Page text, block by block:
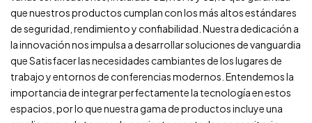
que nuestros productos cumplan con los más altos estándares
de seguridad, rendimiento y confiabilidad. Nuestra dedicación a
la innovación nos impulsa a desarrollar soluciones de vanguardia
que Satisfacer las necesidades cambiantes de los lugares de
trabajo y entornos de conferencias modernos. Entendemos la
importancia de integrar perfectamente la tecnología en estos
espacios, por lo que nuestra gama de productos incluye una